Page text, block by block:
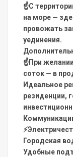
☝️С
на море —
провожать
уединения.
☝️При
соток — в
Идеальное
резиденции,
Городская
Удобные